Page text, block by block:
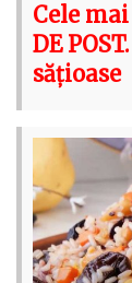
Cele
DE
sățioase